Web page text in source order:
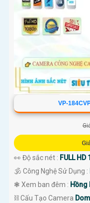
VP-
👀 Độ sắc nét : FULL HD
🕉️ Công Nghệ Sử Dụng :
❃ Xem ban đêm : Hồng
⛓ Cấu Tạo Camera